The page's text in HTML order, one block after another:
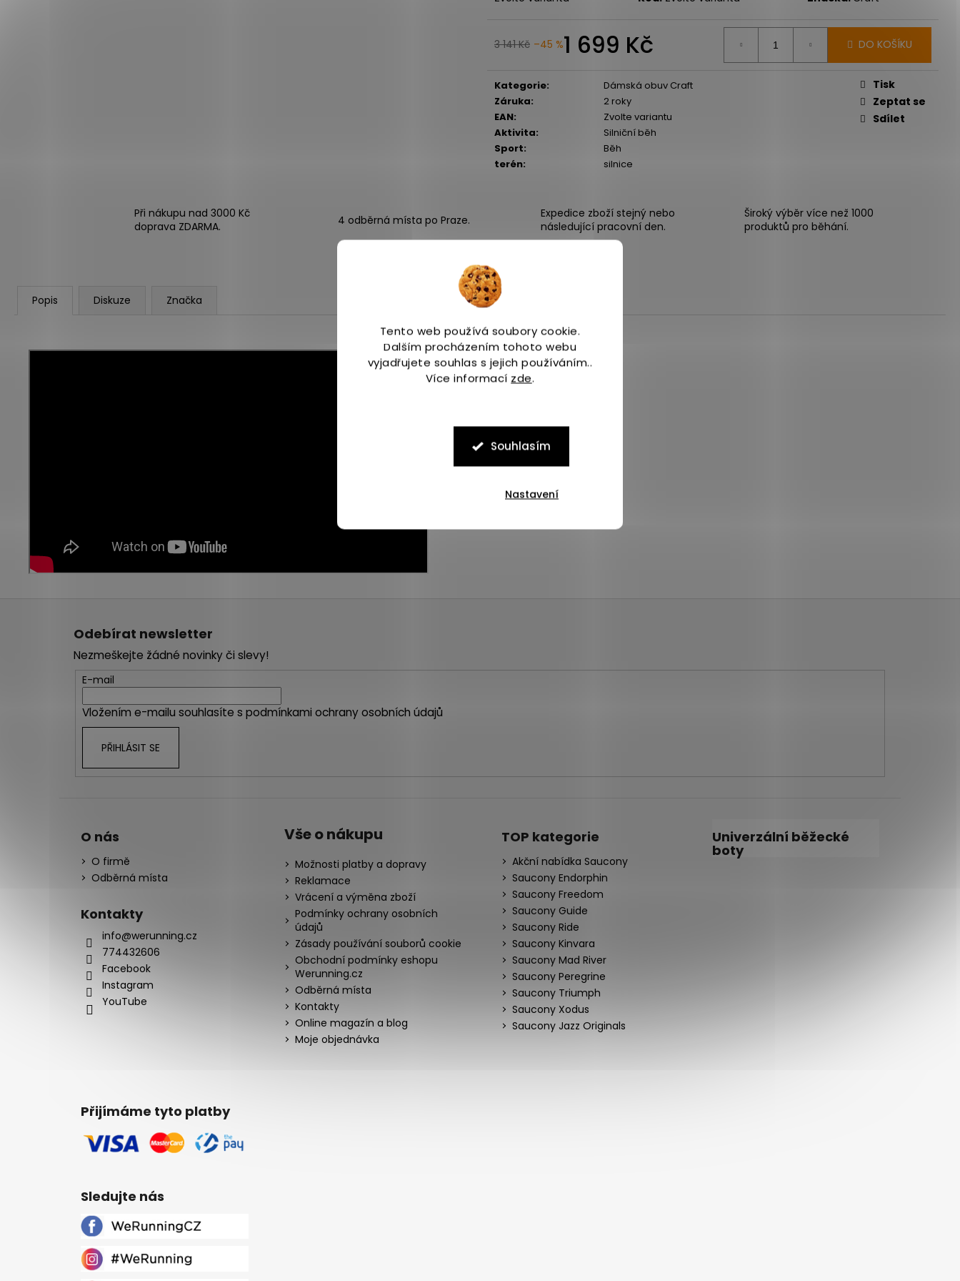
Tento web používá soubory cookie.
Dalším procházením tohoto webu
vyjadřujete souhlas s jejich používáním..
Více informací zde.
Souhlasím
Nastavení
3 141 Kč –45 %1 699 Kč DO KOŠÍKU
Kategorie:
Dámská obuv Craft
Záruka:
2 roky
EAN:
Zvolte variantu
Aktivita:
Silniční běh
Sport:
Běh
terén: silnice
Tisk
Zeptat se
Sdílet
Při nákupu nad 3000 Kč
doprava ZDARMA.
4 odběrná místa po Praze.
Expedice zboží stejný nebo
následující pracovní den.
Široký výběr více než 1000
produktů pro běhání.
Popis Diskuze Značka
Odebírat newsletter
Nezmeškejte žádné novinky či slevy!
E-mail
Vložením e-mailu souhlasíte s podmínkami ochrany osobních údajů
PŘIHLÁSIT SE
O nás
O firmě
Odběrná místa
Kontakty
info@werunning.cz
774432606
Facebook
Instagram
YouTube
Vše o nákupu
Možnosti platby a dopravy
Reklamace
Vrácení a výměna zboží
Podmínky ochrany osobních
údajů
Zásady používání souborů cookie
Obchodní podmínky eshopu
Werunning.cz
Odběrná místa
Kontakty
Online magazín a blog
Moje objednávka
TOP kategorie
Akční nabídka Saucony
Saucony Endorphin
Saucony Freedom
Saucony Guide
Saucony Ride
Saucony Kinvara
Saucony Mad River
Saucony Peregrine
Saucony Triumph
Saucony Xodus
Saucony Jazz Originals
Univerzální běžecké
boty
Přijímáme tyto platby
Sledujte nás